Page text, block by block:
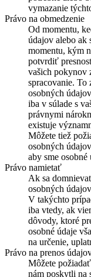
vymazanie
Právo na obmedzenie
Od momentu,
údajov alebo ak
momentu, kým
potvrdiť
vašich pokynov
spracovanie. To
osobných
iba v súlade s
právnymi
existuje
Môžete tiež
osobných
aby sme
Právo namietať
Ak sa
osobných
V takýchto
iba vtedy, ak
dôvody, ktoré
osobné údaje
na určenie,
Právo na prenos
Môžete
nám poskytli na